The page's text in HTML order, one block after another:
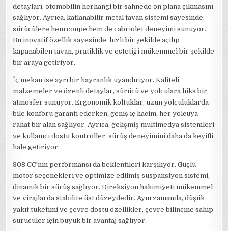
detayları, otomobilin herhangi bir sahnede ön plana çıkmasını
sağlıyor. Ayrıca, katlanabilir metal tavan sistemi sayesinde,
sürücülere hem coupe hem de cabriolet deneyimi sunuyor.
Bu inovatif özellik sayesinde, hızlı bir şekilde açılıp
kapanabilen tavan, pratiklik ve estetiği mükemmel bir şekilde
bir araya getiriyor.
İç mekan ise ayrı bir hayranlık uyandırıyor. Kaliteli
malzemeler ve özenli detaylar, sürücü ve yolculara lüks bir
atmosfer sunuyor. Ergonomik koltuklar, uzun yolculuklarda
bile konforu garanti ederken, geniş iç hacim, her yolcuya
rahat bir alan sağlıyor. Ayrıca, gelişmiş multimedya sistemleri
ve kullanıcı dostu kontroller, sürüş deneyimini daha da keyifli
hale getiriyor.
308 CC'nin performansı da beklentileri karşılıyor. Güçlü
motor seçenekleri ve optimize edilmiş süspansiyon sistemi,
dinamik bir sürüş sağlıyor. Direksiyon hakimiyeti mükemmel
ve virajlarda stabilite üst düzeydedir. Aynı zamanda, düşük
yakıt tüketimi ve çevre dostu özellikler, çevre bilincine sahip
sürücüler için büyük bir avantaj sağlıyor.